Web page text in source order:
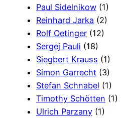
Paul Sidelnikow (1)
Reinhard Jarka (2)
Rolf Oetinger (12)
Sergej Pauli (18)
Siegbert Krauss (1)
Simon Garrecht (3)
Stefan Schnabel (1)
Timothy Schötten (1)
Ulrich Parzany (1)